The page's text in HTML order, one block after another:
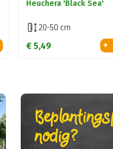
Heuchera 'Black Sea'
20-50 cm
€5,49
nodig?